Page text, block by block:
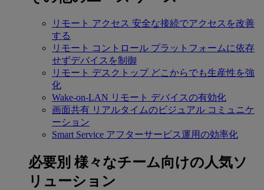
リモート アクセス 安全な接続でアクセスを改善
する
リモート コントロール プラットフォームに依存
せずデバイスを制御
リモート デスクトップ どこからでも生産性を強
化
Wake-on-LAN リモート デバイスの有効化
画面共有 リアルタイムのビジュアル コミュニケ
ーション
Smart Service アフターサービス運用の効率化
必要別 様々なチーム向けの人気ソ
リューション